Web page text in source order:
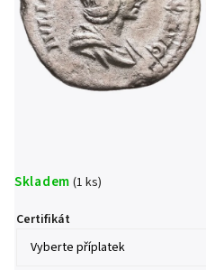
Skladem (1 ks)
Certifikát